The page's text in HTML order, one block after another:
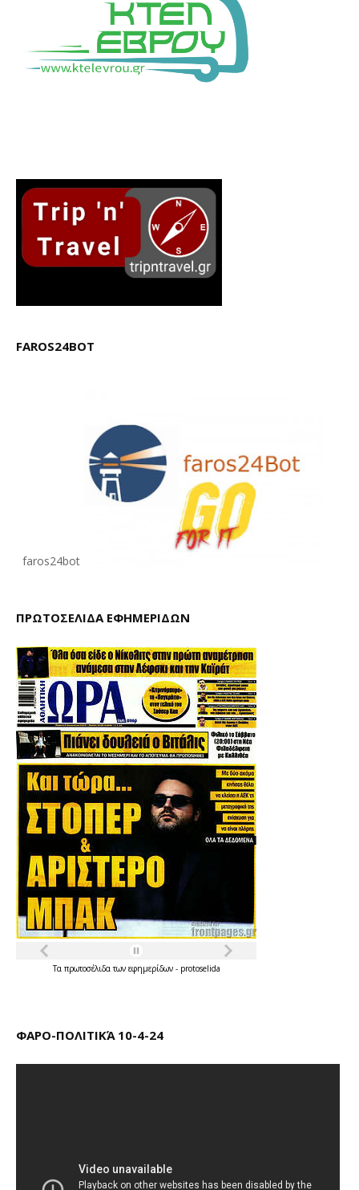
FAROS24BOT
faros24bot
ΠΡΩΤΟΣΕΛΙΔΑ ΕΦΗΜΕΡΙΔΩΝ
Τα πρωτοσέλιδατων εφημερίδων - protoselida
ΦΑΡΟ-ΠΟΛΙΤΙΚΆ 10-4-24